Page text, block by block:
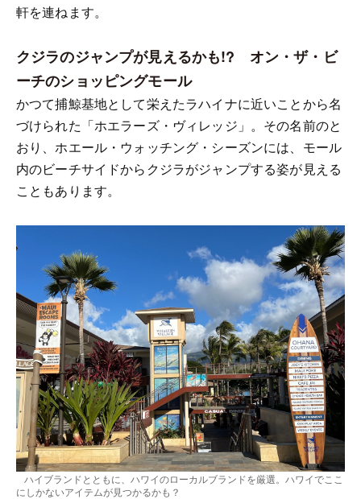
軒を連ねます。
クジラのジャンプが見えるかも!? オン・ザ・ビ
ーチのショッピングモール
かつて捕鯨基地として栄えたラハイナに近いことから名
づけられた「ホエラーズ・ヴィレッジ」。その名前のと
おり、ホエール・ウォッチング・シーズンには、モール
内のビーチサイドからクジラがジャンプする姿が見える
こともあります。
ハイブランドとともに、ハワイのローカルブランドを厳選。ハワイでここ
にしかないアイテムが見つかるかも？